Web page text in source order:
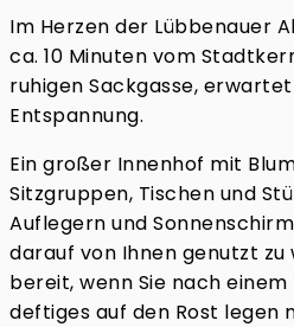
Im Herzen der Lübbenauer
ca. 10 Minuten vom
ruhigen Sackgasse,
Entspannung.
Ein großer Innenhof mit
Sitzgruppen, Tischen und
Auflegern und
darauf von Ihnen genutzt zu
bereit, wenn Sie nach
deftiges auf den Rost legen